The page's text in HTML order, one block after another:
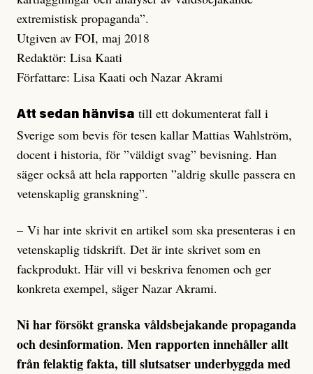
extremistisk propaganda”.
Utgiven av FOI, maj 2018
Redaktör: Lisa Kaati
Författare: Lisa Kaati och Nazar Akrami
Att sedan hänvisa till ett dokumenterat fall i
Sverige som bevis för tesen kallar Mattias Wahlström,
docent i historia, för ”väldigt svag” bevisning. Han
säger också att hela rapporten ”aldrig skulle passera en
vetenskaplig granskning”.
– Vi har inte skrivit en artikel som ska presenteras i en
vetenskaplig tidskrift. Det är inte skrivet som en
fackprodukt. Här vill vi beskriva fenomen och ger
konkreta exempel, säger Nazar Akrami.
Ni har försökt granska våldsbejakande propaganda
och desinformation. Men rapporten innehåller allt
från felaktig fakta, till slutsatser underbyggda med